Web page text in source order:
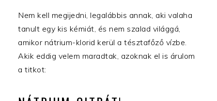
Nem kell megijedni, legalábbis annak, aki valaha
tanult egy kis kémiát, és nem szalad világgá,
amikor nátrium-klorid kerül a tésztafőző vízbe.
Akik eddig velem maradtak, azoknak el is árulom
a titkot: